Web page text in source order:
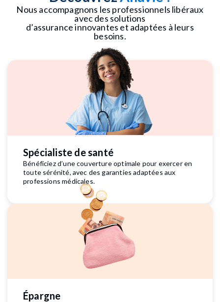
Nous accompagnons les professionnels libéraux
avec des solutions
d’assurance innovantes et adaptées à leurs
besoins.
Spécialiste de santé
Bénéficiez d’une couverture optimale pour exercer en
toute sérénité, avec des garanties adaptées aux
professions médicales.
Épargne